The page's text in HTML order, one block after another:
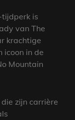
tijdperk is
van The
krachtige
icoon in de
Mountain
zijn carrière